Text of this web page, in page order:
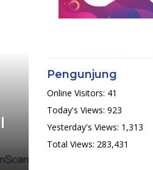
Pengunjung
Online Visitors: 41
Today's Views: 923
Yesterday's Views: 1,313
Total Views: 283,431